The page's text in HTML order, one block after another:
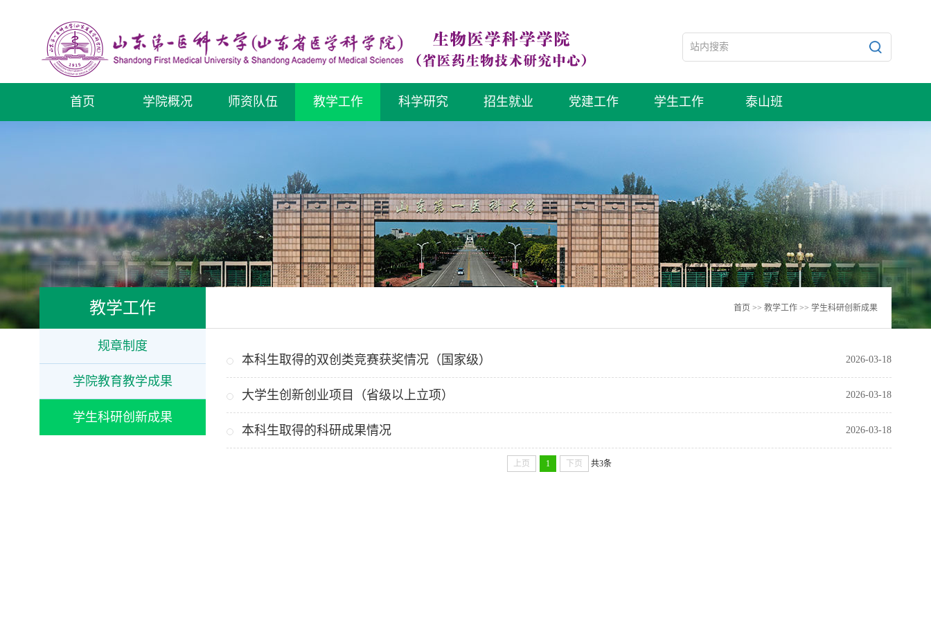
首页 学院概况 师资队伍 教学工作 科学研究 招生就业 党建工作 学生工作 泰山班
首页 >> 教学工作 >> 学生科研创新成果
教学工作
规章制度
学院教育教学成果
学生科研创新成果
2026-03-18
本科生取得的双创类竞赛获奖情况（国家级）
2026-03-18
大学生创新创业项目（省级以上立项）
2026-03-18
本科生取得的科研成果情况
上页 1 下页 共3条